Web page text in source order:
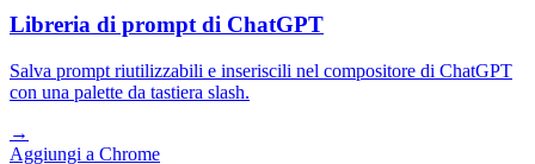
Libreria di prompt di ChatGPT
Salva prompt riutilizzabili e inseriscili nel compositore di ChatGPT
con una palette da tastiera slash.
→
Aggiungi a Chrome